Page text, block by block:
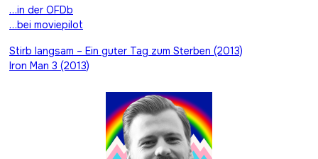
…in der OFDb
…bei moviepilot
Beitragsnavigation
Stirb langsam – Ein guter Tag zum Sterben (2013)
Iron Man 3 (2013)